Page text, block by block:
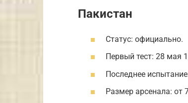
Пакистан
Статус: официально.
Первый тест: 28 мая
Последнее
Размер арсенала: от